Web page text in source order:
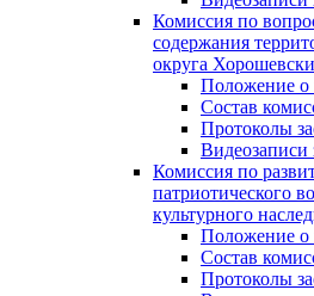
Комиссия по
содержания
округа
Положение о
Состав
Протоколы
Видеозаписи
Комиссия по
патриотического
культурного
Положение о
Состав
Протоколы